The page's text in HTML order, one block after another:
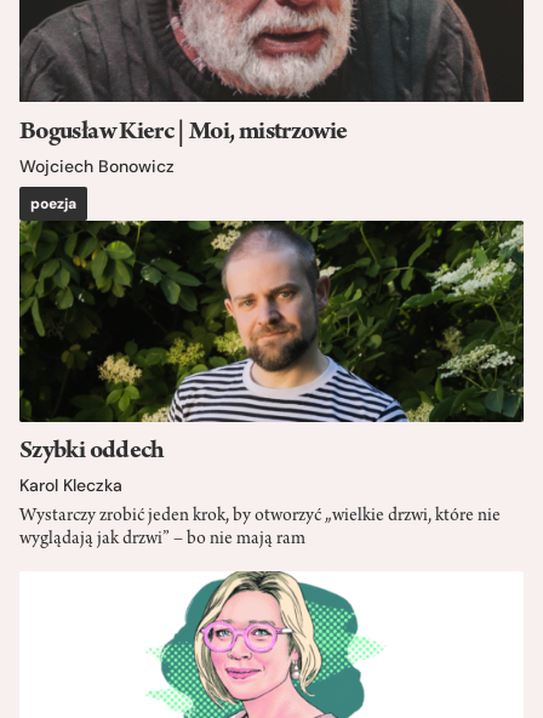
Bogusław Kierc | Moi, mistrzowie
Wojciech Bonowicz
poezja
Szybki oddech
Karol Kleczka
Wystarczy zrobić jeden krok, by otworzyć „wielkie drzwi, które nie
wyglądają jak drzwi” – bo nie mają ram